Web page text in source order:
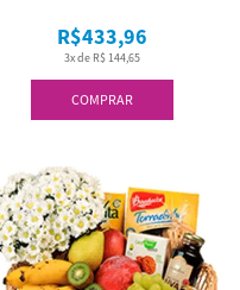
COMPRAR
3x de R$ 144,65
R$433,96